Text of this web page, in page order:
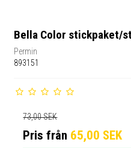
Bella Color stickpaket/
Permin
893151
73,00 SEK
Pris från 65,00 SEK